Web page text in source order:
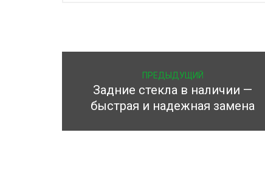
ПРЕДЫДУЩИЙ
Задние стекла в наличии —
быстрая и надежная замена